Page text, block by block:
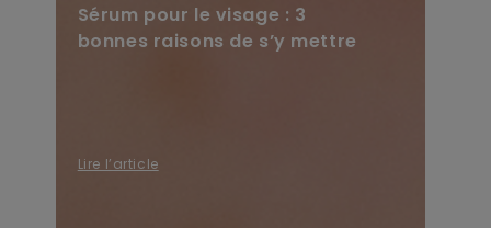
Sérum pour le visage : 3
bonnes raisons de s’y mettre
Lire l’article